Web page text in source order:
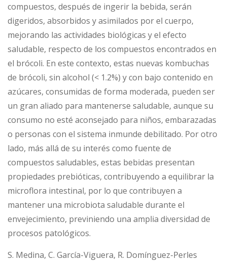
compuestos, después de ingerir la bebida, serán
digeridos, absorbidos y asimilados por el cuerpo,
mejorando las actividades biológicas y el efecto
saludable, respecto de los compuestos encontrados en
el brócoli. En este contexto, estas nuevas kombuchas
de brócoli, sin alcohol (< 1.2%) y con bajo contenido en
azúcares, consumidas de forma moderada, pueden ser
un gran aliado para mantenerse saludable, aunque su
consumo no esté aconsejado para niños, embarazadas
o personas con el sistema inmunde debilitado. Por otro
lado, más allá de su interés como fuente de
compuestos saludables, estas bebidas presentan
propiedades prebióticas, contribuyendo a equilibrar la
microflora intestinal, por lo que contribuyen a
mantener una microbiota saludable durante el
envejecimiento, previniendo una amplia diversidad de
procesos patológicos.
S. Medina, C. García-Viguera, R. Domínguez-Perles